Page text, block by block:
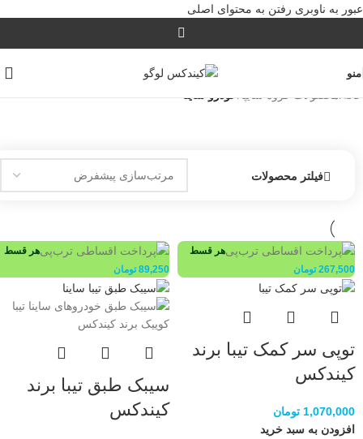
عبور به ناوبری رفتن به محتوای اصلی
منو
فیلتر محصولات
هر قسط
267,500 تومان
توپی سر کمک تیبا برند
کیندکس
1,070,000 تومان
افزودن به سبد خرید
هر قسط
89,250 تومان
سیبک طبق تیبا برند
کیندکس